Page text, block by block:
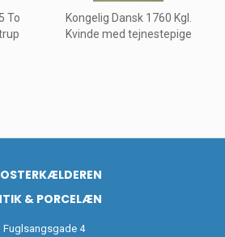
To
Kongelig Dansk 1760 Kgl.
Kvinde med tejnestepige
& PORCELÆN
Fuglsangsgade 4